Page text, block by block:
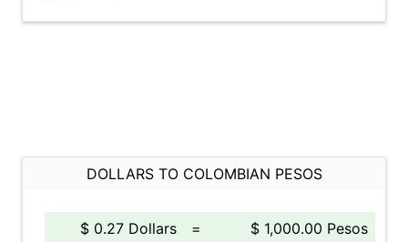
DOLLARS TO COLOMBIAN PESOS
$ 0.27 Dollars =
$ 1,000.00 Pesos